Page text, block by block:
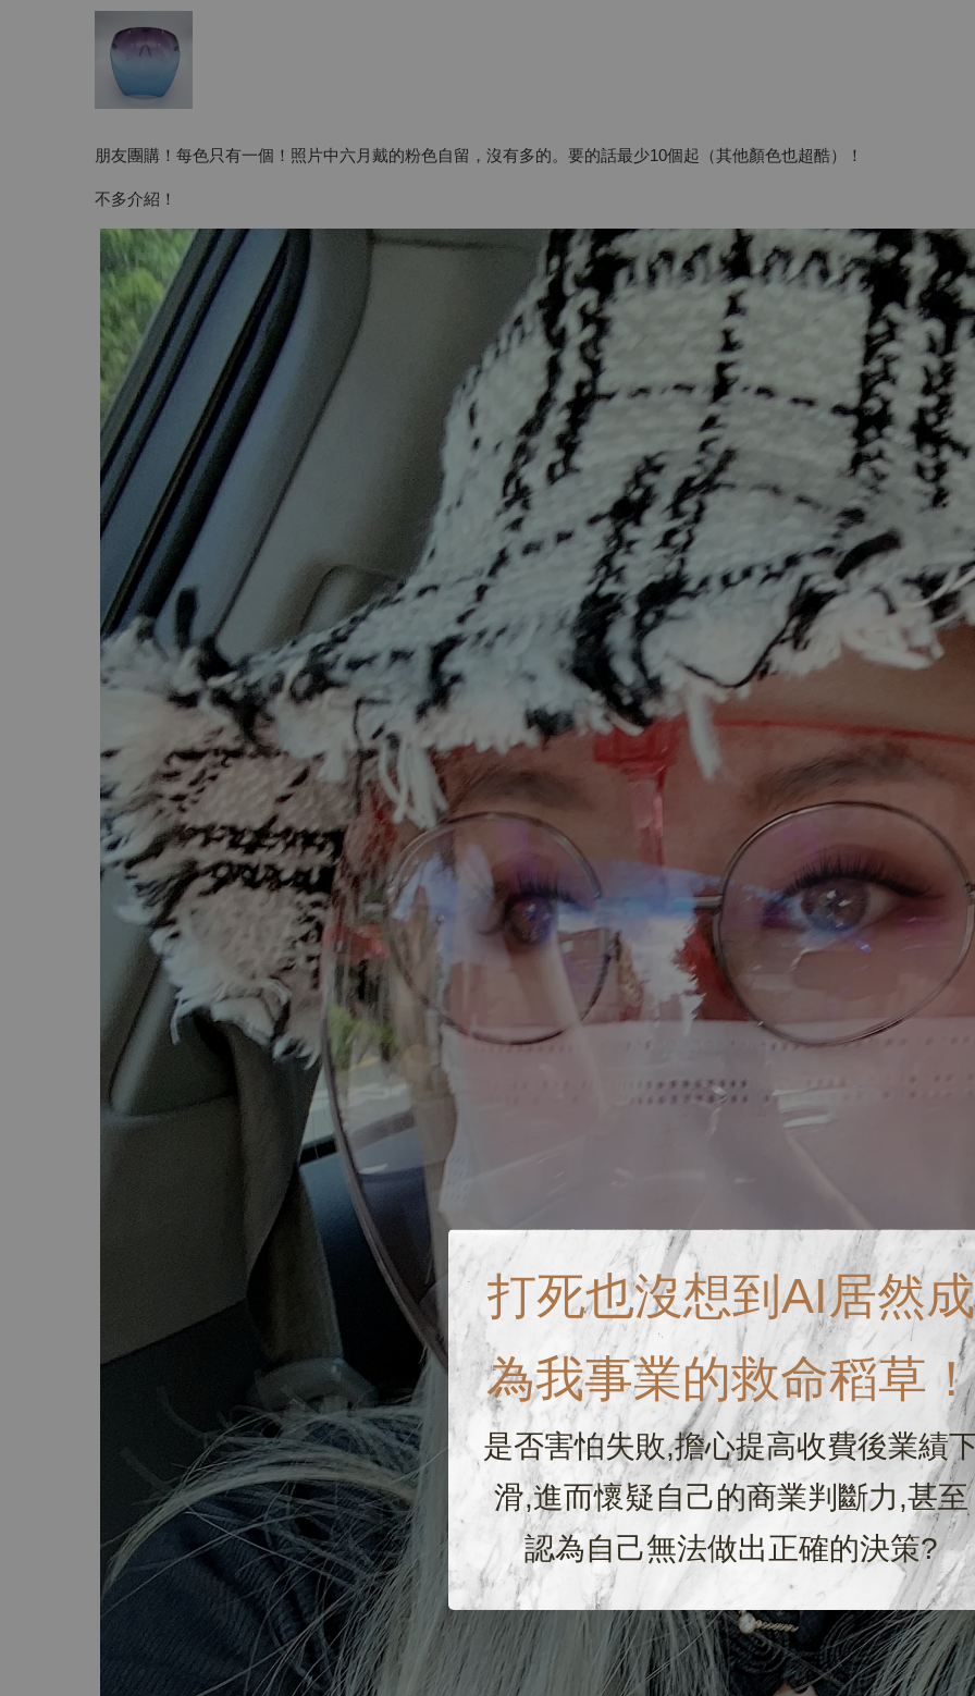
打死也沒想到AI居然成
為我事業的救命稻草！
是否害怕失敗,擔心提高收費後業績
滑,進而懷疑自己的商業判斷力,甚至
認為自己無法做出正確的決策?
朋友團購！每色只有一個！照片中六月戴的粉色自留，沒有多的。要的話最少10個起（其他顏色也超酷）！
不多介紹！